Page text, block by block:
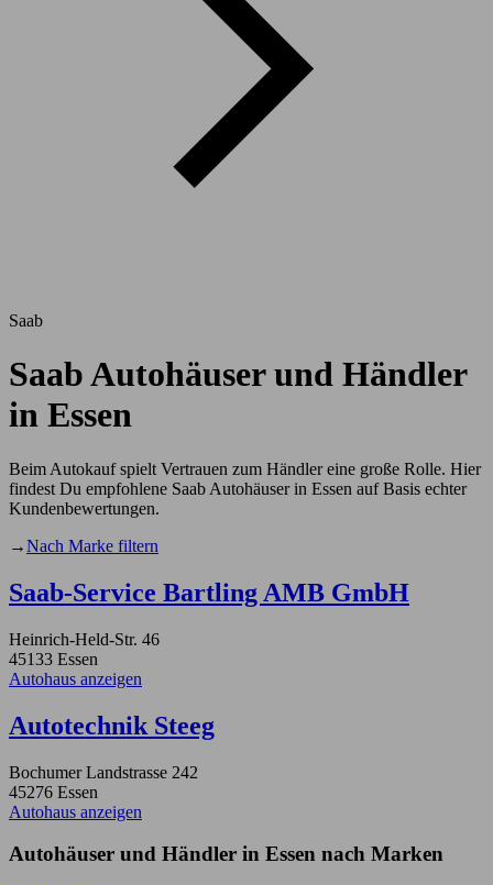
Saab
Saab Autohäuser und Händler
in Essen
Beim Autokauf spielt Vertrauen zum Händler eine große Rolle. Hier
findest Du empfohlene Saab Autohäuser in Essen auf Basis echter
Kundenbewertungen.
→Nach Marke filtern
Saab-Service Bartling AMB GmbH
Heinrich-Held-Str. 46
45133 Essen
Autohaus anzeigen
Autotechnik Steeg
Bochumer Landstrasse 242
45276 Essen
Autohaus anzeigen
Autohäuser und Händler in Essen nach Marken